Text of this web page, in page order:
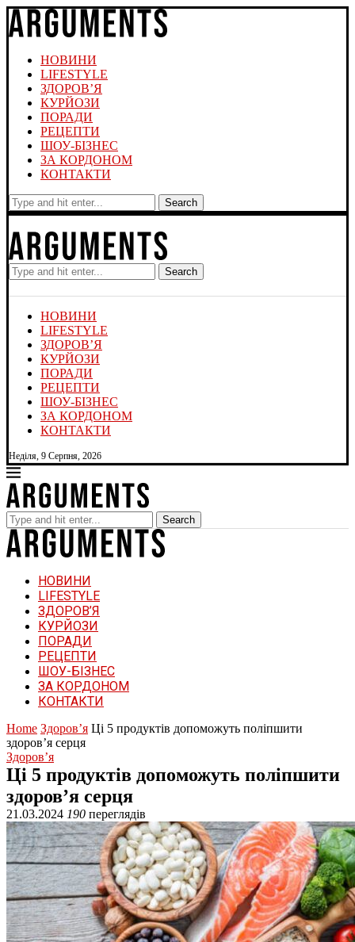
НОВИНИ
LIFESTYLE
ЗДОРОВ’Я
КУРЙОЗИ
ПОРАДИ
РЕЦЕПТИ
ШОУ-БІЗНЕС
ЗА КОРДОНОМ
КОНТАКТИ
Search
Search
НОВИНИ
LIFESTYLE
ЗДОРОВ’Я
КУРЙОЗИ
ПОРАДИ
РЕЦЕПТИ
ШОУ-БІЗНЕС
ЗА КОРДОНОМ
КОНТАКТИ
Неділя, 9 Серпня, 2026
Search
НОВИНИ
LIFESTYLE
ЗДОРОВ’Я
КУРЙОЗИ
ПОРАДИ
РЕЦЕПТИ
ШОУ-БІЗНЕС
ЗА КОРДОНОМ
КОНТАКТИ
Home Здоров’я Ці 5 продуктів допоможуть поліпшити
здоров’я серця
Здоров’я
Ці 5 продуктів допоможуть поліпшити
здоров’я серця
21.03.2024 190 переглядів